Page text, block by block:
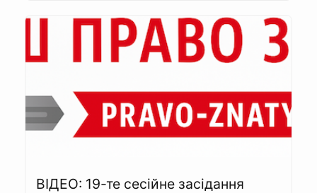
ВІДЕО: 19-те сесійне засідання